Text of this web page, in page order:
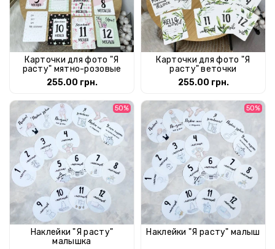
Карточки для фото "Я
расту" мятно-розовые
255.00 грн.
Карточки для фото "Я
расту" веточки
255.00 грн.
50%
Наклейки "Я расту"
малышка
50%
Наклейки "Я расту" малыш